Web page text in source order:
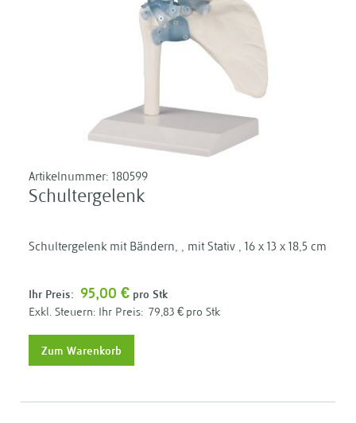
Artikelnummer: 180599
Schultergelenk
Schultergelenk mit Bändern, , mit Stativ , 16 x 13 x 18,5 cm
Ihr Preis: 95,00 € pro Stk
Ihr Preis: 79,83 € pro Stk
Zum Warenkorb